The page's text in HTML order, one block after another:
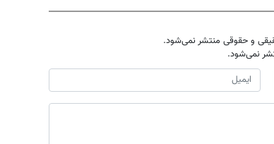
و حقوقی منتشر نمی‌شود.
نمی‌شود.